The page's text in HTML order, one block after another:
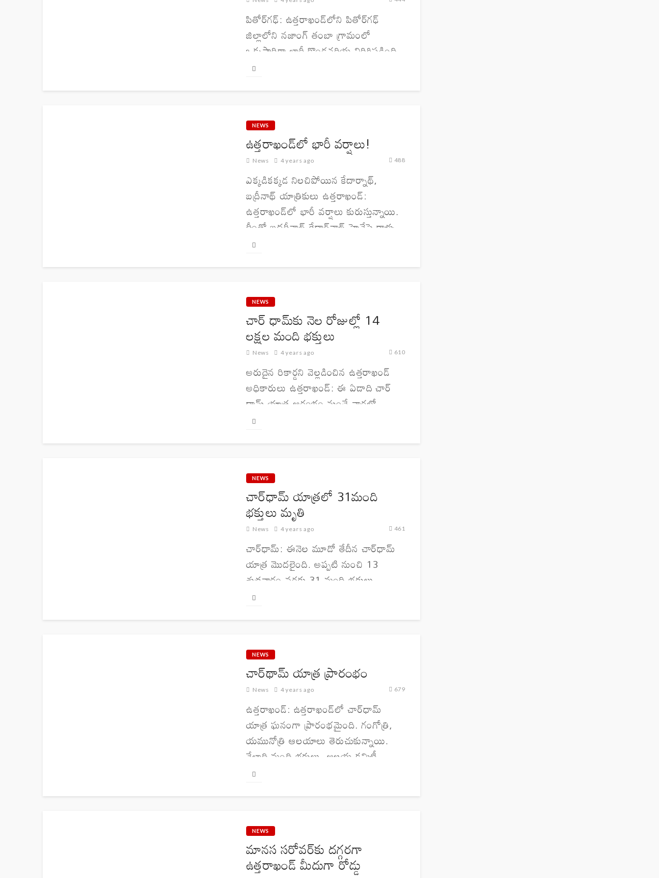
పితోర్​గఢ్: ఉత్తరాఖండ్‌లోని పితోర్​గఢ్​
జిల్లాలోని నజాంగ్​ తంబా గ్రామంలో
ఒక్కసారిగా భారీ కొండచరియ విరిగిపడింది.
దీంతో స్థానికులు భయాందోళనలకు
నిండిపోయింది. ఈ సంఘ‌ట‌న‌తో నజాంగ్​
గ్రామాలతో రాకపోకలు నిలిచిపోయాయి....
NEWS
ఉత్తరాఖండ్‌లో భారీ వర్షాలు!
News 4 years ago 488
ఎక్కడికక్కడ నిలచిపోయిన కేదార్నాథ్,
బద్రీనాథ్ యాత్రికులు ఉత్తరాఖండ్‌:
ఉత్తరాఖండ్‌లో భారీ వర్షాలు కురుస్తున్నాయి.
దీంతో బదరీనాథ్-కేదార్‌నాథ్ హైవేపై రాళ్ళు,
మట్టి పడటం వల్ల వాహనాల రాకపోకలకు
లారీలు భారీగా నిలిచిపోయాయి. దీంతో
NEWS
చార్ ధామ్‌కు నెల రోజుల్లో 14
లక్షల మంది భ‌క్తులు
News 4 years ago 610
అరుదైన రికార్డని వెల్లడించిన ఉత్తరాఖండ్
అధికారులు ఉత్తరాఖండ్: ఈ ఏడాది చార్
ధామ్ యాత్ర ఆరంభం నుంచే వార్తల్లో
నిలుస్తుంది. మే 3న చార్ ధామ్ యాత్ర
స్పందన వచ్చింది. కేవలం నెల రోజుల్లోనే...
NEWS
చార్​ధామ్ యాత్రలో 31మంది
భక్తులు మృతి
News 4 years ago 461
చార్​ధామ్: ఈనెల మూడో తేదీన చార్​ధామ్
యాత్ర మొదలైంది. అప్పటి నుంచి 13
శుక్రవారం వరకు 31 మంది భక్తులు
మరణించినట్టు ఉత్తరాఖండ్ వైద్య ఆరోగ్య
అధిక రక్తపోటు, గుండెపోటు, కొండలు ఎక్కే
NEWS
చార్‌థామ్ యాత్ర ప్రారంభం
News 4 years ago 679
ఉత్తరాఖండ్‌: ఉత్తరాఖండ్‌లో చార్‌ధామ్
యాత్ర ఘనంగా ప్రారంభమైంది. గంగోత్రి,
యమునోత్రి ఆలయాలు తెరుచుకున్నాయి.
వేలాది మంది భక్తులు, ఆలయ కమిటీ
సభ్యుల సమక్షంలో గంగోత్రి ఆలయ
యమునోత్రి ద్వారాలను మధ్యాహ్నం 12:15
NEWS
మానస సరోవర్‌కు దగ్గరగా
ఉత్తరాఖండ్ మీదుగా రోడ్డు